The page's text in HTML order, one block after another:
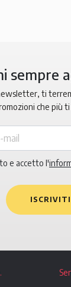
sempre
ti
che più
e accetto l'
ISCRIVITI